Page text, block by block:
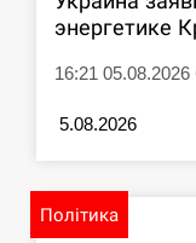
есть
энергетике
16:21
5.08.2026
Політика